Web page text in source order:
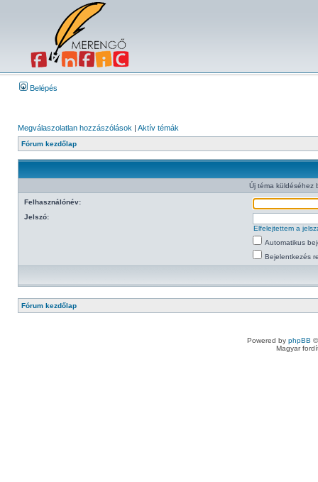
Belépés
Megválaszolatlan hozzászólások | Aktív témák
Fórum kezdőlap
Új téma küldéséhez
Felhasználónév:
Jelszó:
Elfelejtettem a
Automatikus
Bejelentkezés
Fórum kezdőlap
Powered by phpBB
Magyar